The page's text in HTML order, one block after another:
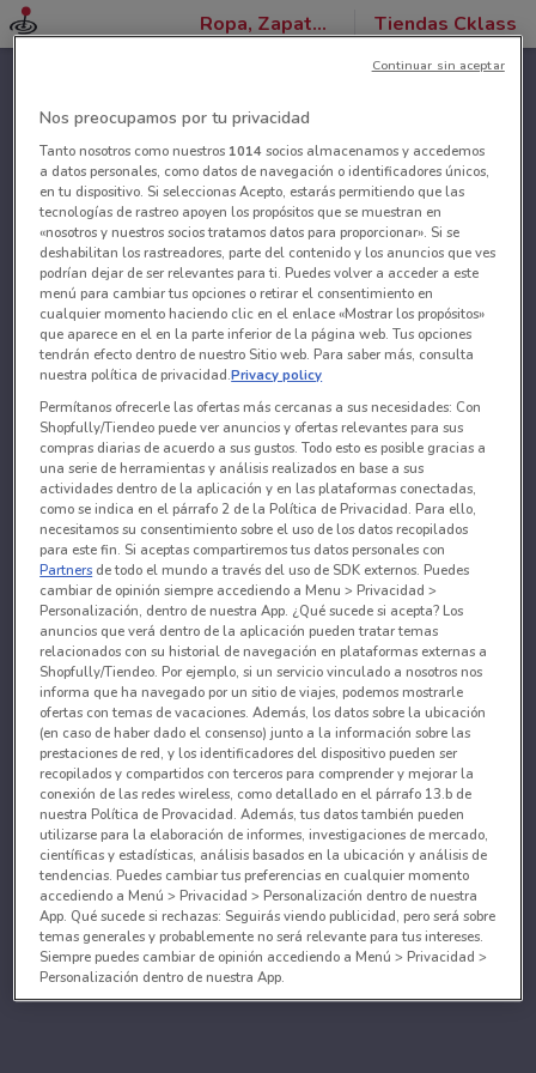
Ropa, Zapatos y Accesorios Tiendas Cklass
Nos preocupamos por tu privacidad
Tanto nosotros como nuestros 1014socios almacenamos y accedemos
a datos personales, como datos de navegación o identificadores únicos,
en tu dispositivo. Si seleccionas Acepto, estarás permitiendo que las
tecnologías de rastreo apoyen los propósitos que se muestran en
«nosotros y nuestros socios tratamos datos para proporcionar». Si se
deshabilitan los rastreadores, parte del contenido y los anuncios que ves
podrían dejar de ser relevantes para ti. Puedes volver a acceder a este
menú para cambiar tus opciones o retirar el consentimiento en
cualquier momento haciendo clic en el enlace «Mostrar los propósitos»
que aparece en el en la parte inferior de la página web. Tus opciones
tendrán efecto dentro de nuestro Sitio web. Para saber más, consulta
nuestra política de privacidad.Privacy policy
Permítanos ofrecerle las ofertas más cercanas a sus necesidades: Con
Shopfully/Tiendeo puede ver anuncios y ofertas relevantes para sus
compras diarias de acuerdo a sus gustos. Todo esto es posible gracias a
una serie de herramientas y análisis realizados en base a sus
actividades dentro de la aplicación y en las plataformas conectadas,
como se indica en el párrafo 2 de la Política de Privacidad. Para ello,
necesitamos su consentimiento sobre el uso de los datos recopilados
para este fin. Si aceptas compartiremos tus datos personales con
Partners de todo el mundo a través del uso de SDK externos. Puedes
cambiar de opinión siempre accediendo a Menu > Privacidad >
Personalización, dentro de nuestra App. ¿Qué sucede si acepta? Los
anuncios que verá dentro de la aplicación pueden tratar temas
relacionados con su historial de navegación en plataformas externas a
Shopfully/Tiendeo. Por ejemplo, si un servicio vinculado a nosotros nos
informa que ha navegado por un sitio de viajes, podemos mostrarle
ofertas con temas de vacaciones. Además, los datos sobre la ubicación
(en caso de haber dado el consenso) junto a la información sobre las
prestaciones de red, y los identificadores del dispositivo pueden ser
recopilados y compartidos con terceros para comprender y mejorar la
conexión de las redes wireless, como detallado en el párrafo 13.b de
nuestra Política de Provacidad. Además, tus datos también pueden
utilizarse para la elaboración de informes, investigaciones de mercado,
científicas y estadísticas, análisis basados en la ubicación y análisis de
tendencias. Puedes cambiar tus preferencias en cualquier momento
accediendo a Menú > Privacidad > Personalización dentro de nuestra
App. Qué sucede si rechazas: Seguirás viendo publicidad, pero será sobre
temas generales y probablemente no será relevante para tus intereses.
Siempre puedes cambiar de opinión accediendo a Menú > Privacidad >
Personalización dentro de nuestra App.
Continuar sin aceptar